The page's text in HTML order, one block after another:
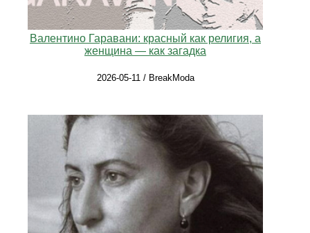
Валентино Гаравани: красный как религия, а
женщина — как загадка
2026-05-11 / BreakModa